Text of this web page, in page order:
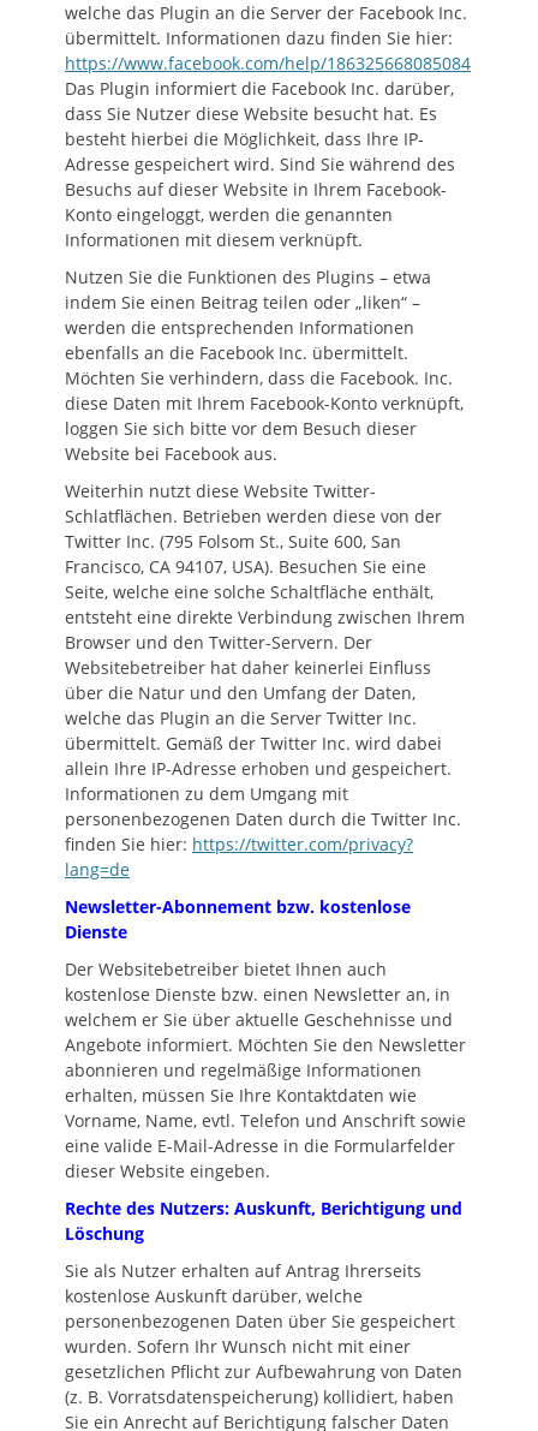
welche das Plugin an die Server der Facebook Inc.
übermittelt. Informationen dazu finden Sie hier:
https://www.facebook.com/help/186325668085084
Das Plugin informiert die Facebook Inc. darüber,
dass Sie Nutzer diese Website besucht hat. Es
besteht hierbei die Möglichkeit, dass Ihre IP-
Adresse gespeichert wird. Sind Sie während des
Besuchs auf dieser Website in Ihrem Facebook-
Konto eingeloggt, werden die genannten
Informationen mit diesem verknüpft.
Nutzen Sie die Funktionen des Plugins – etwa
indem Sie einen Beitrag teilen oder „liken“ –
werden die entsprechenden Informationen
ebenfalls an die Facebook Inc. übermittelt.
Möchten Sie verhindern, dass die Facebook. Inc.
diese Daten mit Ihrem Facebook-Konto verknüpft,
loggen Sie sich bitte vor dem Besuch dieser
Website bei Facebook aus.
Weiterhin nutzt diese Website Twitter-
Schlatflächen. Betrieben werden diese von der
Twitter Inc. (795 Folsom St., Suite 600, San
Francisco, CA 94107, USA). Besuchen Sie eine
Seite, welche eine solche Schaltfläche enthält,
entsteht eine direkte Verbindung zwischen Ihrem
Browser und den Twitter-Servern. Der
Websitebetreiber hat daher keinerlei Einfluss
über die Natur und den Umfang der Daten,
welche das Plugin an die Server Twitter Inc.
übermittelt. Gemäß der Twitter Inc. wird dabei
allein Ihre IP-Adresse erhoben und gespeichert.
Informationen zu dem Umgang mit
personenbezogenen Daten durch die Twitter Inc.
finden Sie hier: https://twitter.com/privacy?
lang=de
Newsletter-Abonnement bzw. kostenlose
Dienste
Der Websitebetreiber bietet Ihnen auch
kostenlose Dienste bzw. einen Newsletter an, in
welchem er Sie über aktuelle Geschehnisse und
Angebote informiert. Möchten Sie den Newsletter
abonnieren und regelmäßige Informationen
erhalten, müssen Sie Ihre Kontaktdaten wie
Vorname, Name, evtl. Telefon und Anschrift sowie
eine valide E-Mail-Adresse in die Formularfelder
dieser Website eingeben.
Rechte des Nutzers: Auskunft, Berichtigung und
Löschung
Sie als Nutzer erhalten auf Antrag Ihrerseits
kostenlose Auskunft darüber, welche
personenbezogenen Daten über Sie gespeichert
wurden. Sofern Ihr Wunsch nicht mit einer
gesetzlichen Pflicht zur Aufbewahrung von Daten
(z. B. Vorratsdatenspeicherung) kollidiert, haben
Sie ein Anrecht auf Berichtigung falscher Daten